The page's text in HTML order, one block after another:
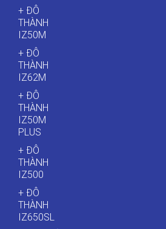
+ ĐÔ
THÀNH
IZ50M
+ ĐÔ
THÀNH
IZ62M
+ ĐÔ
THÀNH
IZ50M
PLUS
+ ĐÔ
THÀNH
IZ500
+ ĐÔ
THÀNH
IZ650SL